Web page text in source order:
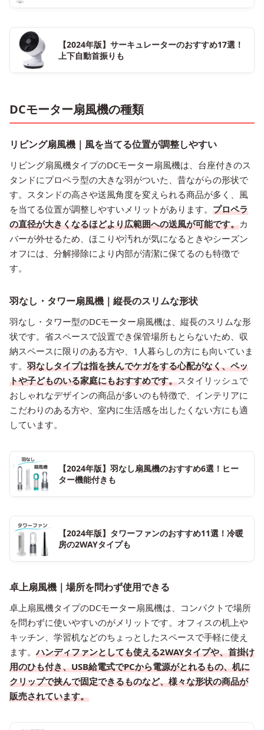
【2024年版】サーキュレーターのおすすめ17選！
上下自動首振りも
DCモーター扇風機の種類
リビング扇風機｜風を当てる位置が調整しやすい
リビング扇風機タイプのDCモーター扇風機は、台座付きのス
タンドにプロペラ型の大きな羽がついた、昔ながらの形状で
す。スタンドの高さや送風角度を変えられる商品が多く、風
を当てる位置が調整しやすいメリットがあります。 プロペラ
の直径が大きくなるほどより広範囲への送風が可能です。カ
バーが外せるため、ほこりや汚れが気になるときやシーズン
オフには、分解掃除により内部が清潔に保てるのも特徴で
す。
羽なし・タワー扇風機｜縦長のスリムな形状
羽なし・タワー型のDCモーター扇風機は、縦長のスリムな形
状です。省スペースで設置でき保管場所もとらないため、収
納スペースに限りのある方や、1人暮らしの方にも向いていま
す。 羽なしタイプは指を挟んでケガをする心配がなく、ペッ
トや子どものいる家庭にもおすすめです。スタイリッシュで
おしゃれなデザインの商品が多いのも特徴で、インテリアに
こだわりのある方や、室内に生活感を出したくない方にも適
しています。
【2024年版】羽なし扇風機のおすすめ6選！ヒー
ター機能付きも
【2024年版】タワーファンのおすすめ11選！冷暖
房の2WAYタイプも
卓上扇風機｜場所を問わず使用できる
卓上扇風機タイプのDCモーター扇風機は、コンパクトで場所
を問わずに使いやすいのがメリットです。オフィスの机上や
キッチン、学習机などのちょっとしたスペースで手軽に使え
ます。ハンディファンとしても使える2WAYタイプや、首掛け
用のひも付き、USB給電式でPCから電源がとれるもの、机に
クリップで挟んで固定できるものなど、様々な形状の商品が
販売されています。